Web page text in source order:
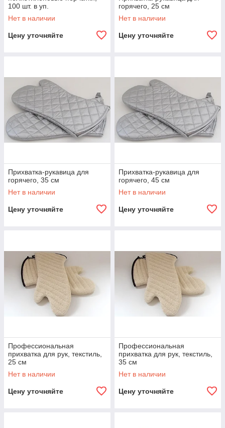
100 шт. в уп.
Нет в наличии
Цену уточняйте
горячего, 25 см
Нет в наличии
Цену уточняйте
Прихватка-рукавица для
горячего, 35 см
Нет в наличии
Цену уточняйте
Прихватка-рукавица для
горячего, 45 см
Нет в наличии
Цену уточняйте
Профессиональная
прихватка для рук, текстиль,
25 см
Нет в наличии
Цену уточняйте
Профессиональная
прихватка для рук, текстиль,
35 см
Нет в наличии
Цену уточняйте